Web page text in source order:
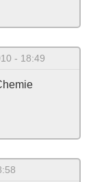
- 18:49